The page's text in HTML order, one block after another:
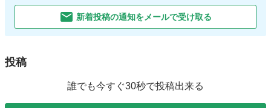
新着投稿の通知をメールで受け取る
投稿
誰でも今すぐ30秒で投稿出来る